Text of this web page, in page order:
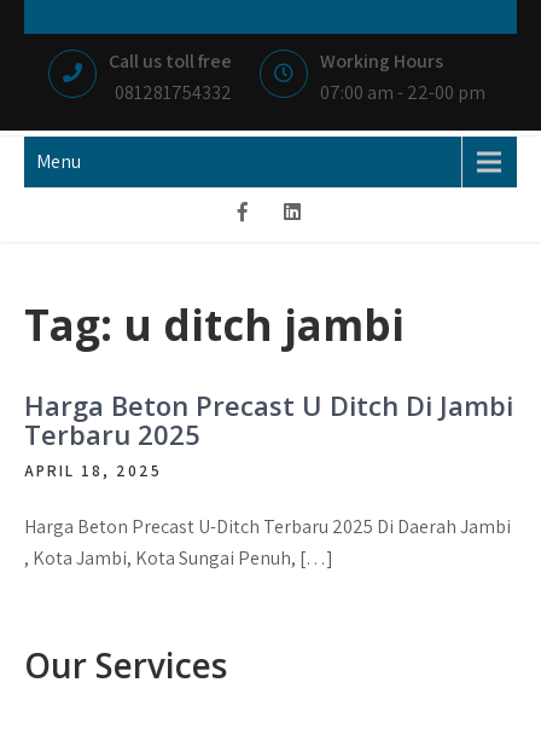
content
NIAGA BETON
MEMBANGUN NEGRI DENGAN IKHLAS HATI
Call us toll free
081281754332
Working Hours
07:00 am - 22-00 pm
Menu
Tag: u ditch jambi
Harga Beton Precast U Ditch Di Jambi
Terbaru 2025
APRIL 18, 2025
Harga Beton Precast U-Ditch Terbaru 2025 Di Daerah Jambi
, Kota Jambi, Kota Sungai Penuh, […]
Our Services